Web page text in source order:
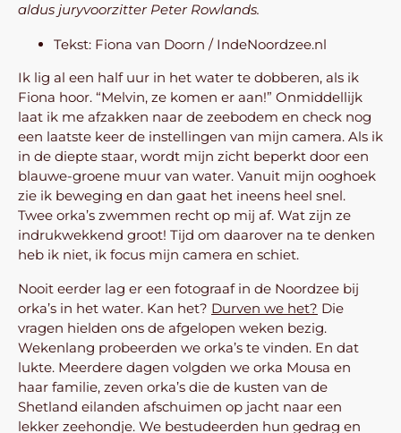
aldus juryvoorzitter Peter Rowlands.
Tekst: Fiona van Doorn / IndeNoordzee.nl
Ik lig al een half uur in het water te dobberen, als ik
Fiona hoor. “Melvin, ze komen er aan!” Onmiddellijk
laat ik me afzakken naar de zeebodem en check nog
een laatste keer de instellingen van mijn camera. Als ik
in de diepte staar, wordt mijn zicht beperkt door een
blauwe-groene muur van water. Vanuit mijn ooghoek
zie ik beweging en dan gaat het ineens heel snel.
Twee orka’s zwemmen recht op mij af. Wat zijn ze
indrukwekkend groot! Tijd om daarover na te denken
heb ik niet, ik focus mijn camera en schiet.
Nooit eerder lag er een fotograaf in de Noordzee bij
orka’s in het water. Kan het? Durven we het? Die
vragen hielden ons de afgelopen weken bezig.
Wekenlang probeerden we orka’s te vinden. En dat
lukte. Meerdere dagen volgden we orka Mousa en
haar familie, zeven orka’s die de kusten van de
Shetland eilanden afschuimen op jacht naar een
lekker zeehondje. We bestudeerden hun gedrag en